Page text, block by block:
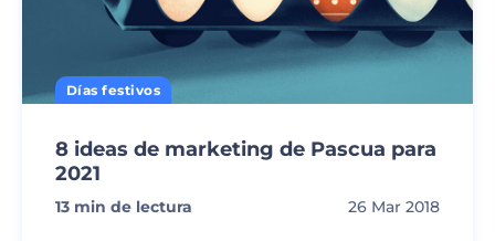
Días festivos
8 ideas de marketing de Pascua para
2021
13 min de lectura 26 Mar 2018